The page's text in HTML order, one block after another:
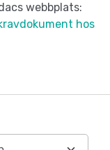
webbplats:
hos